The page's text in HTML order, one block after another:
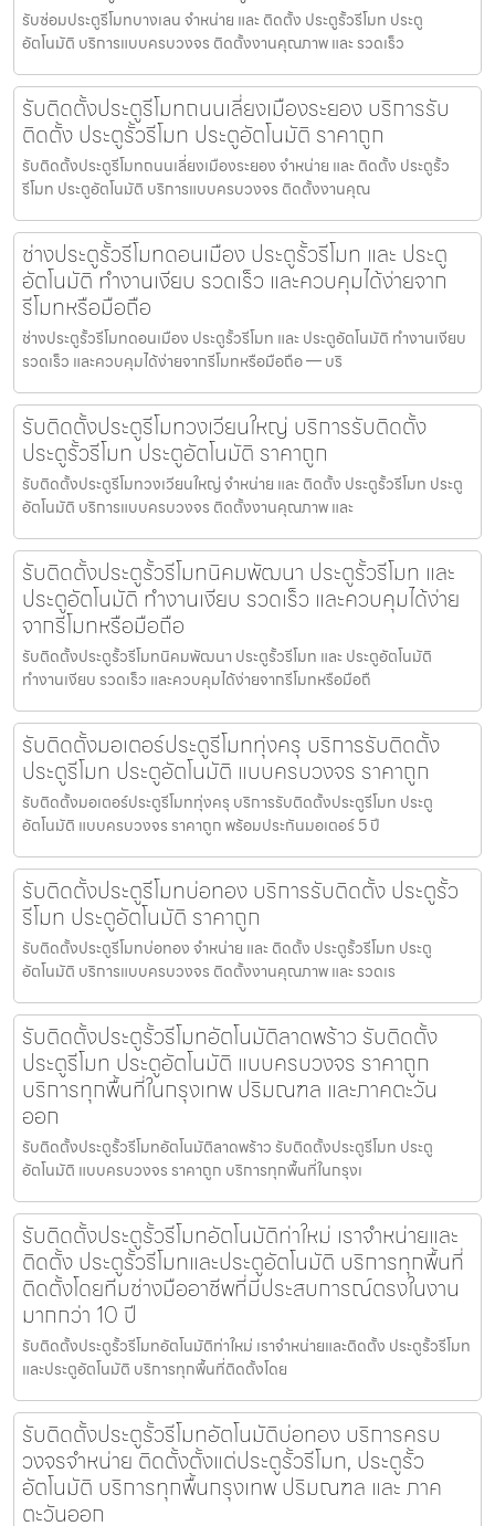
รับซ่อมประตูรีโมทบางเลน จำหน่าย และ ติดตั้ง ประตูรั้วรีโมท ประตู
อัตโนมัติ บริการแบบครบวงจร ติดตั้งงานคุณภาพ และ รวดเร็ว
รับติดตั้งประตูรีโมทถนนเลี่ยงเมืองระยอง บริการรับ
ติดตั้ง ประตูรั้วรีโมท ประตูอัตโนมัติ ราคาถูก
รับติดตั้งประตูรีโมทถนนเลี่ยงเมืองระยอง จำหน่าย และ ติดตั้ง ประตูรั้ว
รีโมท ประตูอัตโนมัติ บริการแบบครบวงจร ติดตั้งงานคุณ
ช่างประตูรั้วรีโมทดอนเมือง ประตูรั้วรีโมท และ ประตู
อัตโนมัติ ทำงานเงียบ รวดเร็ว และควบคุมได้ง่ายจาก
รีโมทหรือมือถือ
ช่างประตูรั้วรีโมทดอนเมือง ประตูรั้วรีโมท และ ประตูอัตโนมัติ ทำงานเงียบ
รวดเร็ว และควบคุมได้ง่ายจากรีโมทหรือมือถือ — บริ
รับติดตั้งประตูรีโมทวงเวียนใหญ่ บริการรับติดตั้ง
ประตูรั้วรีโมท ประตูอัตโนมัติ ราคาถูก
รับติดตั้งประตูรีโมทวงเวียนใหญ่ จำหน่าย และ ติดตั้ง ประตูรั้วรีโมท ประตู
อัตโนมัติ บริการแบบครบวงจร ติดตั้งงานคุณภาพ และ
รับติดตั้งประตูรั้วรีโมทนิคมพัฒนา ประตูรั้วรีโมท และ
ประตูอัตโนมัติ ทำงานเงียบ รวดเร็ว และควบคุมได้ง่าย
จากรีโมทหรือมือถือ
รับติดตั้งประตูรั้วรีโมทนิคมพัฒนา ประตูรั้วรีโมท และ ประตูอัตโนมัติ
ทำงานเงียบ รวดเร็ว และควบคุมได้ง่ายจากรีโมทหรือมือถื
รับติดตั้งมอเตอร์ประตูรีโมททุ่งครุ บริการรับติดตั้ง
ประตูรีโมท ประตูอัตโนมัติ แบบครบวงจร ราคาถูก
รับติดตั้งมอเตอร์ประตูรีโมททุ่งครุ บริการรับติดตั้งประตูรีโมท ประตู
อัตโนมัติ แบบครบวงจร ราคาถูก พร้อมประกันมอเตอร์ 5 ปี
รับติดตั้งประตูรีโมทบ่อทอง บริการรับติดตั้ง ประตูรั้ว
รีโมท ประตูอัตโนมัติ ราคาถูก
รับติดตั้งประตูรีโมทบ่อทอง จำหน่าย และ ติดตั้ง ประตูรั้วรีโมท ประตู
อัตโนมัติ บริการแบบครบวงจร ติดตั้งงานคุณภาพ และ รวดเร
รับติดตั้งประตูรั้วรีโมทอัตโนมัติลาดพร้าว รับติดตั้ง
ประตูรีโมท ประตูอัตโนมัติ แบบครบวงจร ราคาถูก
บริการทุกพื้นที่ในกรุงเทพ ปริมณฑล และภาคตะวัน
ออก
รับติดตั้งประตูรั้วรีโมทอัตโนมัติลาดพร้าว รับติดตั้งประตูรีโมท ประตู
อัตโนมัติ แบบครบวงจร ราคาถูก บริการทุกพื้นที่ในกรุงเ
รับติดตั้งประตูรั้วรีโมทอัตโนมัติท่าใหม่ เราจำหน่ายและ
ติดตั้ง ประตูรั้วรีโมทและประตูอัตโนมัติ บริการทุกพื้นที่
ติดตั้งโดยทีมช่างมืออาชีพที่มีประสบการณ์ตรงในงาน
มากกว่า 10 ปี
รับติดตั้งประตูรั้วรีโมทอัตโนมัติท่าใหม่ เราจำหน่ายและติดตั้ง ประตูรั้วรีโมท
และประตูอัตโนมัติ บริการทุกพื้นที่ติดตั้งโดย
รับติดตั้งประตูรั้วรีโมทอัตโนมัติบ่อทอง บริการครบ
วงจรจำหน่าย ติดตั้งตั้งแต่ประตูรั้วรีโมท, ประตูรั้ว
อัตโนมัติ บริการทุกพื้นกรุงเทพ ปริมณฑล และ ภาค
ตะวันออก